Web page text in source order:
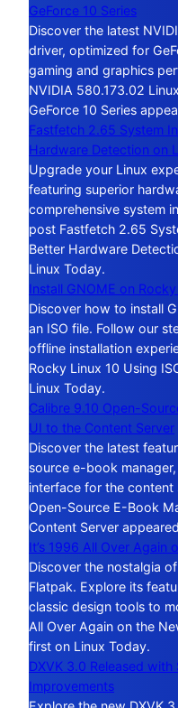
GeForce 10 Series
Discover the latest
driver, optimized for
gaming and graphics
NVIDIA 580.173.02
GeForce 10 Series
Fastfetch 2.65 System
Hardware Detection on
Upgrade your Linux
featuring superior
comprehensive system
post Fastfetch 2.65
Better Hardware
Linux Today.
Install GNOME on
Discover how to install
an ISO file. Follow our
offline installation
Rocky Linux 10 Using
Linux Today.
Calibre 9.10 Open-
UI to the Content Server
Discover the latest
source e-book
interface for the content
Open-Source E-Book
Content Server
It’s 1996 All Over Again
Discover the nostalgia
Flatpak. Explore its
classic design tools to
All Over Again on the
first on Linux Today.
DXVK 3.0 Released
Improvements